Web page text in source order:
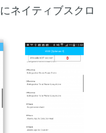
ネイティブスクロ